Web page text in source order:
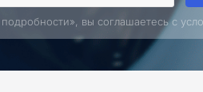
вы соглашаетесь с